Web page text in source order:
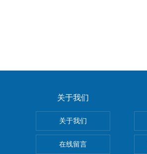
关于我们
关于我们
在线留言